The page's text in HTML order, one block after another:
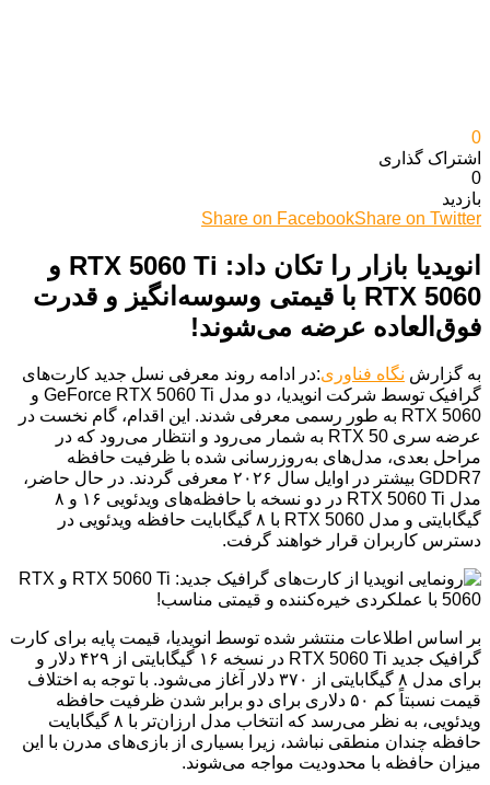
0
اشتراک گذاری‌
0
بازدید
Share on FacebookShare on Twitter
انویدیا بازار را تکان داد: RTX 5060 Ti و
RTX 5060 با قیمتی وسوسه‌انگیز و قدرت
فوق‌العاده عرضه می‌شوند!
به گزارش نگاه فناوری:در ادامه روند معرفی نسل جدید کارت‌های
گرافیک توسط شرکت انویدیا، دو مدل GeForce RTX 5060 Ti و
RTX 5060 به طور رسمی معرفی شدند. این اقدام، گام نخست در
عرضه سری RTX 50 به شمار می‌رود و انتظار می‌رود که در
مراحل بعدی، مدل‌های به‌روزرسانی شده با ظرفیت حافظه
GDDR7 بیشتر در اوایل سال ۲۰۲۶ معرفی گردند. در حال حاضر،
مدل RTX 5060 Ti در دو نسخه با حافظه‌های ویدئویی ۱۶ و ۸
گیگابایتی و مدل RTX 5060 با ۸ گیگابایت حافظه ویدئویی در
دسترس کاربران قرار خواهند گرفت.
بر اساس اطلاعات منتشر شده توسط انویدیا، قیمت پایه برای کارت
گرافیک جدید RTX 5060 Ti در نسخه ۱۶ گیگابایتی از ۴۲۹ دلار و
برای مدل ۸ گیگابایتی از ۳۷۰ دلار آغاز می‌شود. با توجه به اختلاف
قیمت نسبتاً کم ۵۰ دلاری برای دو برابر شدن ظرفیت حافظه
ویدئویی، به نظر می‌رسد که انتخاب مدل ارزان‌تر با ۸ گیگابایت
حافظه چندان منطقی نباشد، زیرا بسیاری از بازی‌های مدرن با این
میزان حافظه با محدودیت مواجه می‌شوند.